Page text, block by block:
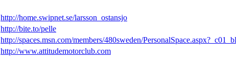
http://home.swipnet.se/larsson_ostansjo
http://bite.to/pelle
http://spaces.msn.com/members/480sweden/
http://www.attitudemotorclub.com